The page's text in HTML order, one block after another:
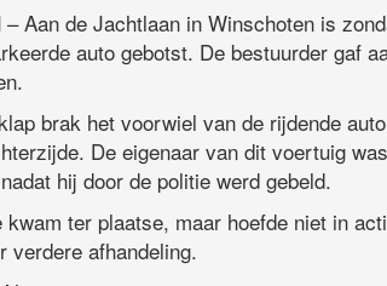
– Aan de Jachtlaan in Winschoten is
auto gebotst. De bestuurder gaf
brak het voorwiel van de rijdende
De eigenaar van dit voertuig
hij door de politie werd gebeld.
kwam ter plaatse, maar hoefde niet in
verdere afhandeling.